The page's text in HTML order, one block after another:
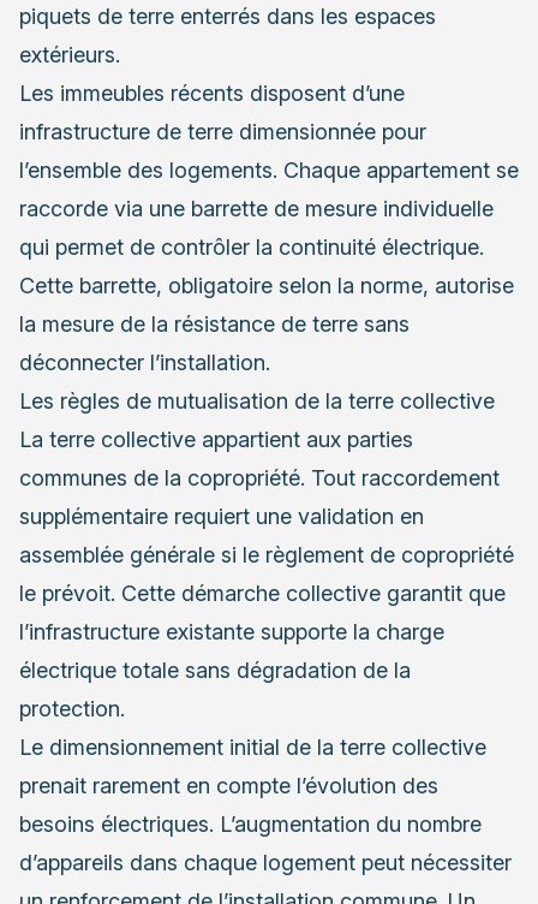
piquets de terre enterrés dans les espaces
extérieurs.
Les immeubles récents disposent d’une
infrastructure de terre dimensionnée pour
l’ensemble des logements. Chaque appartement se
raccorde via une barrette de mesure individuelle
qui permet de contrôler la continuité électrique.
Cette barrette, obligatoire selon la norme, autorise
la mesure de la résistance de terre sans
déconnecter l’installation.
Les règles de mutualisation de la terre collective
La terre collective appartient aux parties
communes de la copropriété. Tout raccordement
supplémentaire requiert une validation en
assemblée générale si le règlement de copropriété
le prévoit. Cette démarche collective garantit que
l’infrastructure existante supporte la charge
électrique totale sans dégradation de la
protection.
Le dimensionnement initial de la terre collective
prenait rarement en compte l’évolution des
besoins électriques. L’augmentation du nombre
d’appareils dans chaque logement peut nécessiter